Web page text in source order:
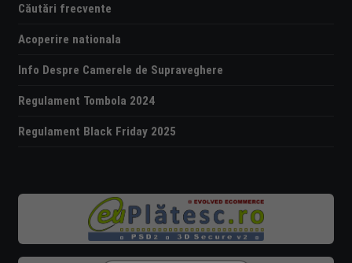
Căutări frecvente
Acoperire nationala
Info Despre Camerele de Supraveghere
Regulament Tombola 2024
Regulament Black Friday 2025